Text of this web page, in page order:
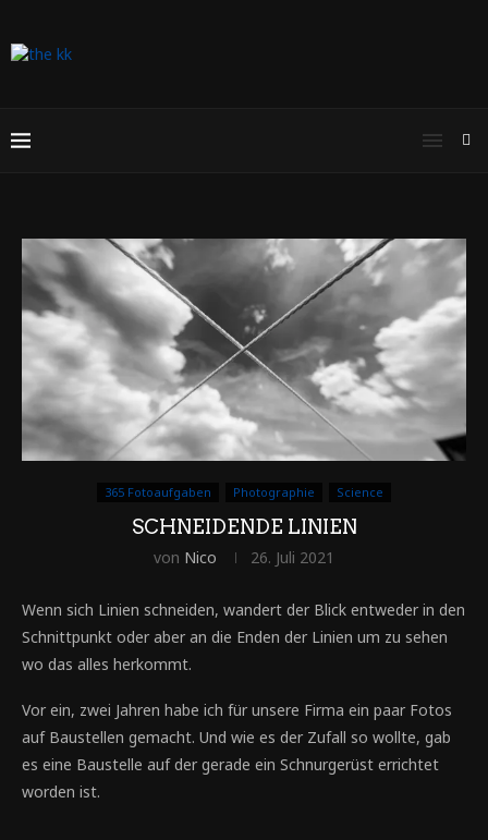
365 Fotoaufgaben Photographie Science
SCHNEIDENDE LINIEN
von Nico 26. Juli 2021
Wenn sich Linien schneiden, wandert der Blick entweder in den
Schnittpunkt oder aber an die Enden der Linien um zu sehen
wo das alles herkommt.
Vor ein, zwei Jahren habe ich für unsere Firma ein paar Fotos
auf Baustellen gemacht. Und wie es der Zufall so wollte, gab
es eine Baustelle auf der gerade ein Schnurgerüst errichtet
worden ist.